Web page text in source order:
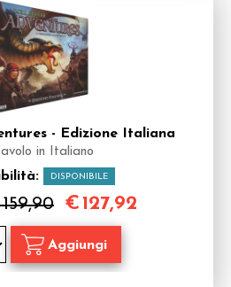
- Edizione Italiana
in Italiano
DISPONIBILE
€127,92